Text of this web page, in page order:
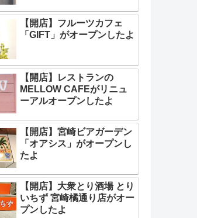
【開店】フルーツカフェ
「GIFT」がオープンしたよ
【開店】レストランの
MELLOW CAFEがリニュ
ーアルオープンしたよ
【開店】宮崎ビアガーデン
「オアシス」がオープンし
たよ
【開店】大衆とり酒場 とり
いちず 宮崎橘通り店がオー
プンしたよ